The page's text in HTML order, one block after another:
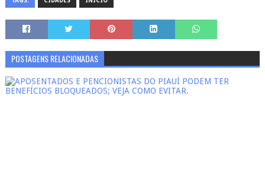
POSTAGENS RELACIONADAS